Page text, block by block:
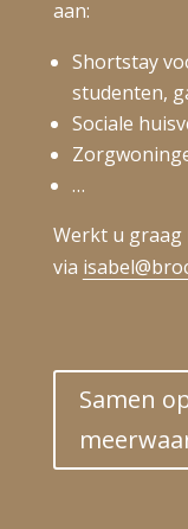
aan:
Shortstay
studenten,
Sociale
…
Werkt u graag
via
Samen